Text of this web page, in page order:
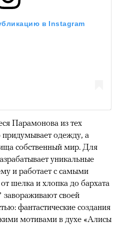
в Instagram
Парамонова из тех
придумывает одежду, а
собственный мир. Для
уникальные
и работает с самыми
шелка и хлопка до бархата
завораживают своей
фантастические создания
мотивами в духе «Алисы